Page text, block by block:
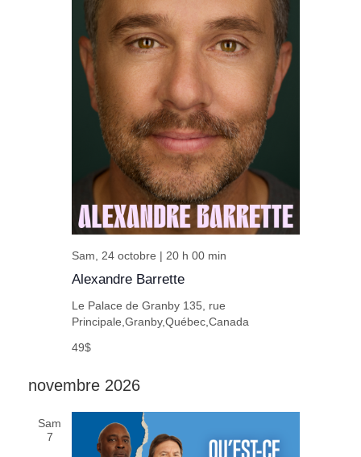
Alexandre Barrette
Sam, 24 octobre | 20 h 00 min
Le Palace de Granby 135, rue
Principale,Granby,Québec,Canada
49$
novembre 2026
Sam
7